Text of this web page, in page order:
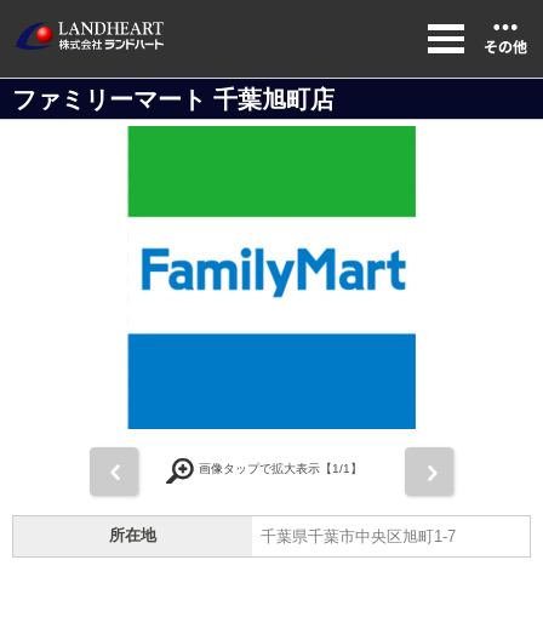
ファミリーマート 千葉旭町店
画像タップで拡大表示【1/1】
所在地 千葉県千葉市中央区旭町1-7